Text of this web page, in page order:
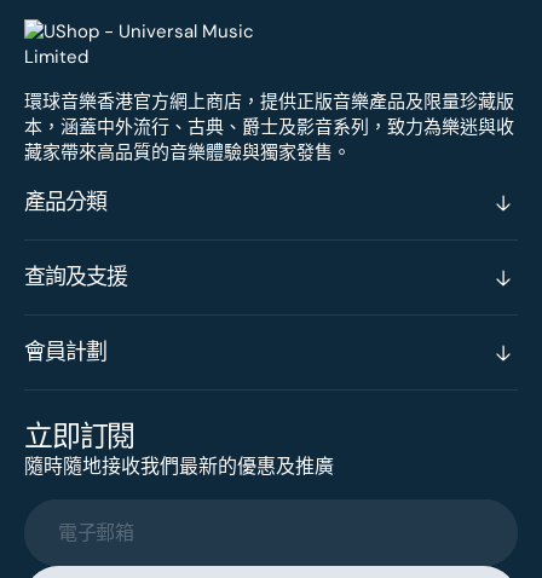
環球音樂香港官方網上商店，提供正版音樂產品及限量珍藏版
本，涵蓋中外流行、古典、爵士及影音系列，致力為樂迷與收
藏家帶來高品質的音樂體驗與獨家發售。
產品分類
查詢及支援
會員計劃
立即訂閱
隨時隨地接收我們最新的優惠及推廣
電子郵箱